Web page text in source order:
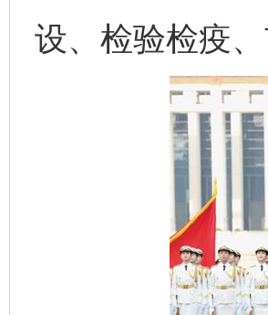
设、检验检疫